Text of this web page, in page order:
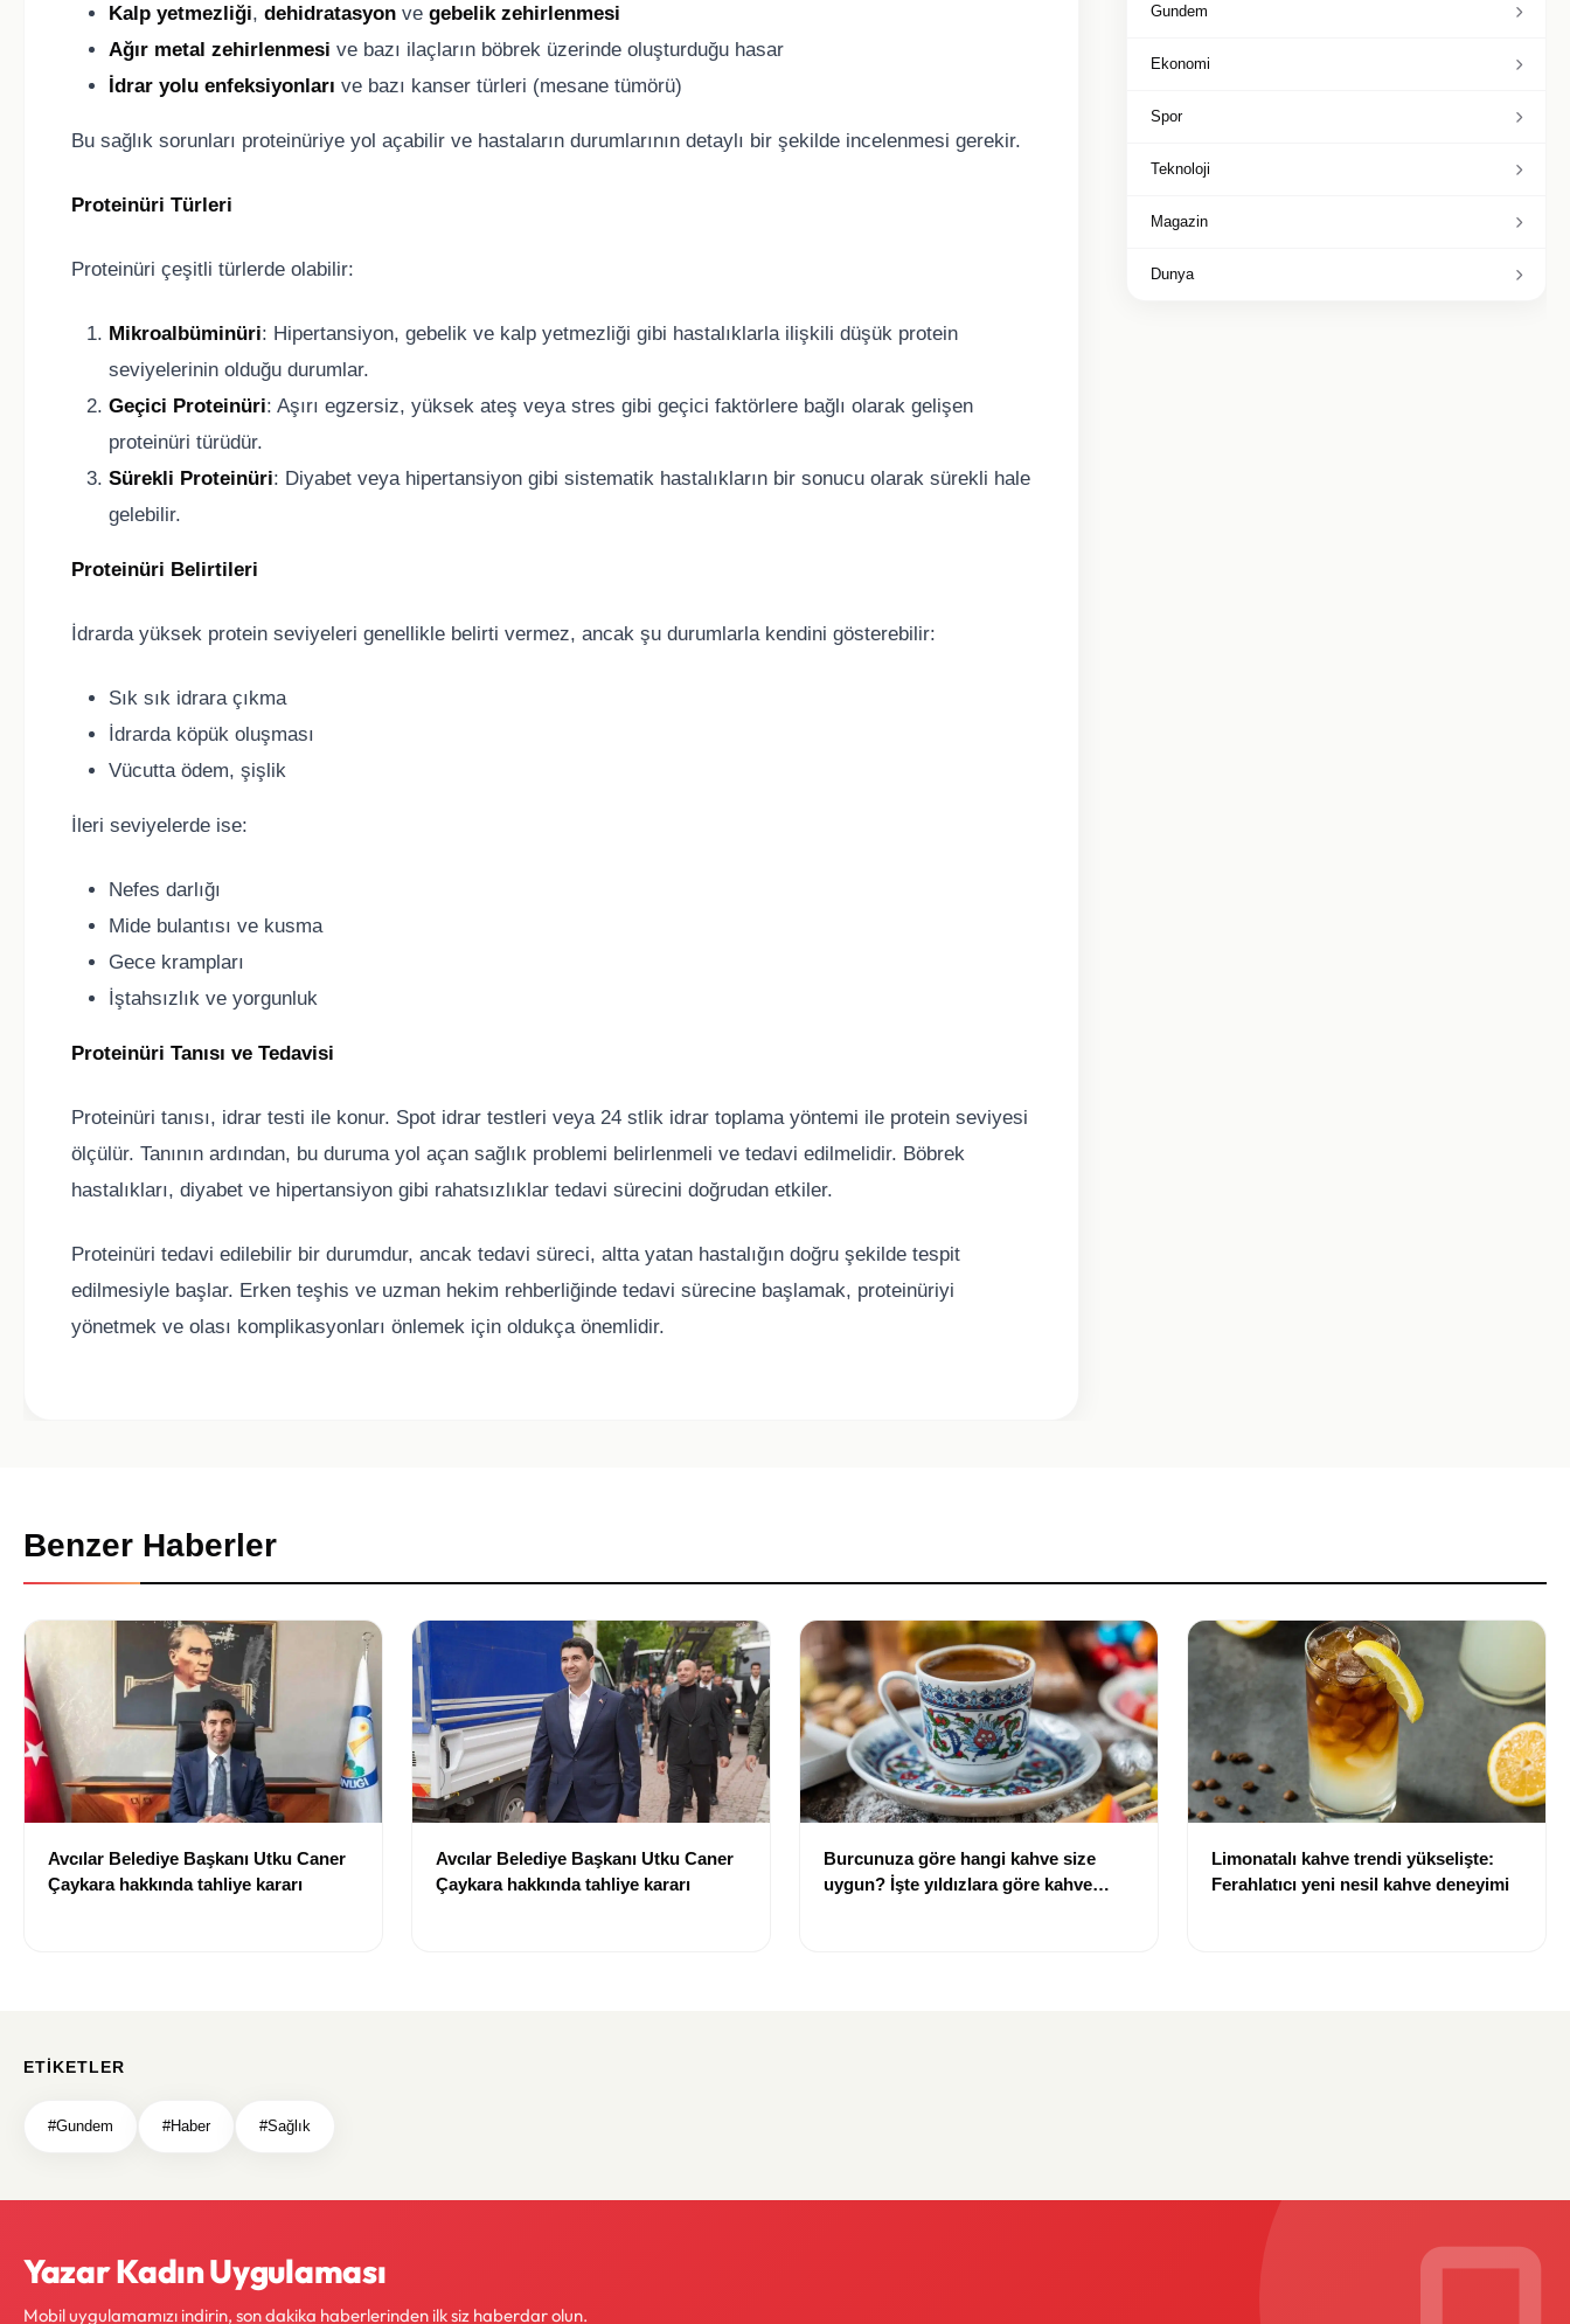
Kalp yetmezliği, dehidratasyon ve gebelik zehirlenmesi
Ağır metal zehirlenmesi ve bazı ilaçların böbrek üzerinde oluşturduğu hasar
İdrar yolu enfeksiyonları ve bazı kanser türleri (mesane tümörü)
Bu sağlık sorunları proteinüriye yol açabilir ve hastaların durumlarının detaylı bir şekilde incelenmesi gerekir.
Proteinüri Türleri
Proteinüri çeşitli türlerde olabilir:
Mikroalbüminüri: Hipertansiyon, gebelik ve kalp yetmezliği gibi hastalıklarla ilişkili düşük protein
seviyelerinin olduğu durumlar.
Geçici Proteinüri: Aşırı egzersiz, yüksek ateş veya stres gibi geçici faktörlere bağlı olarak gelişen
proteinüri türüdür.
Sürekli Proteinüri: Diyabet veya hipertansiyon gibi sistematik hastalıkların bir sonucu olarak sürekli hale
gelebilir.
Proteinüri Belirtileri
İdrarda yüksek protein seviyeleri genellikle belirti vermez, ancak şu durumlarla kendini gösterebilir:
Sık sık idrara çıkma
İdrarda köpük oluşması
Vücutta ödem, şişlik
İleri seviyelerde ise:
Nefes darlığı
Mide bulantısı ve kusma
Gece krampları
İştahsızlık ve yorgunluk
Proteinüri Tanısı ve Tedavisi
Proteinüri tanısı, idrar testi ile konur. Spot idrar testleri veya 24 stlik idrar toplama yöntemi ile protein seviyesi
ölçülür. Tanının ardından, bu duruma yol açan sağlık problemi belirlenmeli ve tedavi edilmelidir. Böbrek
hastalıkları, diyabet ve hipertansiyon gibi rahatsızlıklar tedavi sürecini doğrudan etkiler.
Proteinüri tedavi edilebilir bir durumdur, ancak tedavi süreci, altta yatan hastalığın doğru şekilde tespit
edilmesiyle başlar. Erken teşhis ve uzman hekim rehberliğinde tedavi sürecine başlamak, proteinüriyi
yönetmek ve olası komplikasyonları önlemek için oldukça önemlidir.
Gundem
Ekonomi
Spor
Teknoloji
Magazin
Dunya
Benzer Haberler
Avcılar Belediye Başkanı Utku Caner
Çaykara hakkında tahliye kararı
Avcılar Belediye Başkanı Utku Caner
Çaykara hakkında tahliye kararı
Burcunuza göre hangi kahve size
uygun? İşte yıldızlara göre kahve
Limonatalı kahve trendi yükselişte:
Ferahlatıcı yeni nesil kahve deneyimi
ETIKETLER
#Gundem #Haber #Sağlık
Yazar Kadın Uygulaması
Mobil uygulamamızı indirin, son dakika haberlerinden ilk siz haberdar olun.